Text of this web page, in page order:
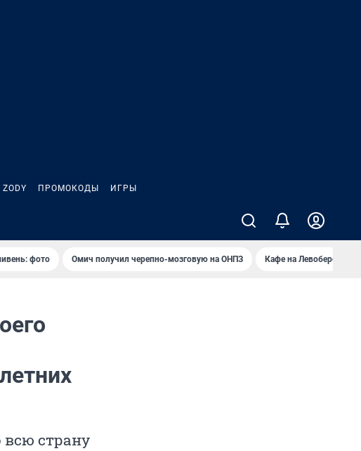
ZODY ПРОМОКОДЫ ИГРЫ
фото Омич получил черепно-мозговую на ОНПЗ Кафе на Левобережье
всю страну